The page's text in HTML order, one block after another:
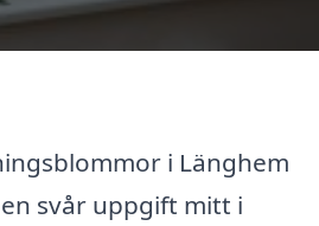
i Länghem
svår uppgift mitt i